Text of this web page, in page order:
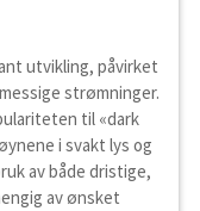
utvikling, påvirket
strømninger.
til «dark
i svakt lys og
av både dristige,
av ønsket